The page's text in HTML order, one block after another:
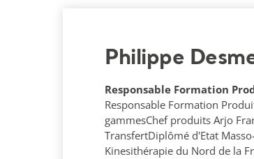
Philippe
Responsable Formation
Responsable Formation
gammesChef produits Arjo
TransfertDiplômé d'Etat
Kinesithérapie du Nord de la